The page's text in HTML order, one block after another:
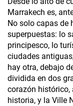
Marrakech es,
No solo capas de
superpuestas: lo
principesco, lo
ciudades
hay otra, debajo
dividida en dos
corazón histórico,
historia, y la Ville